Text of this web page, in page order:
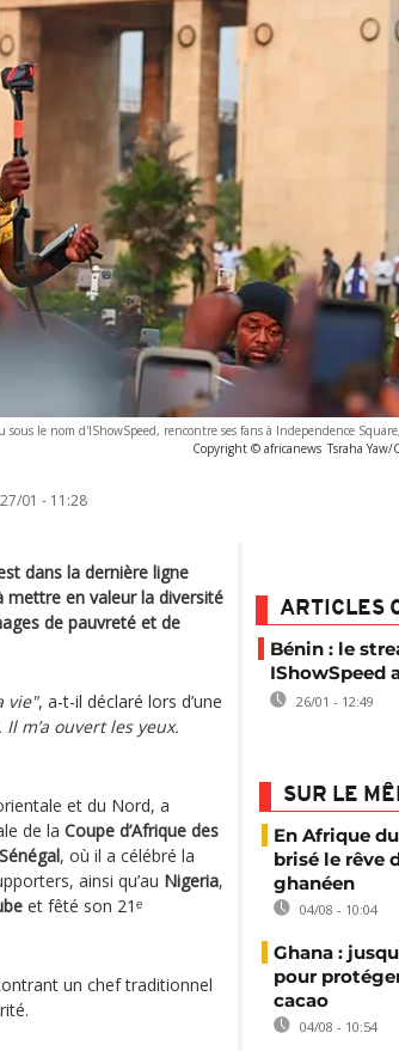
sous le nom d'IShowSpeed, rencontre ses fans à Independence
Copyright © africanews Tsraha
27/01 - 11:28
dans la dernière ligne
mettre en valeur la diversité
de pauvreté et de
vie", a-t-il déclaré lors d’une
m’a ouvert les yeux.
et du Nord, a
de la Coupe d’Afrique des
Sénégal, où il a célébré la
ainsi qu’au Nigeria,
et fêté son 21ᵉ
un chef traditionnel
ARTICLES
Bénin : le
IShowSpeed
26/01 - 12:49
SUR LE
En Afrique
brisé le rêve
ghanéen
04/08 - 10:04
Ghana :
pour
cacao
04/08 - 10:54